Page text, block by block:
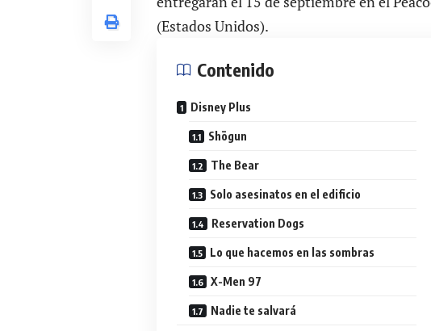
(Estados Unidos).
Contenido
Disney Plus
Shōgun
The Bear
Solo asesinatos en el edificio
Reservation Dogs
Lo que hacemos en las sombras
X-Men 97
Nadie te salvará